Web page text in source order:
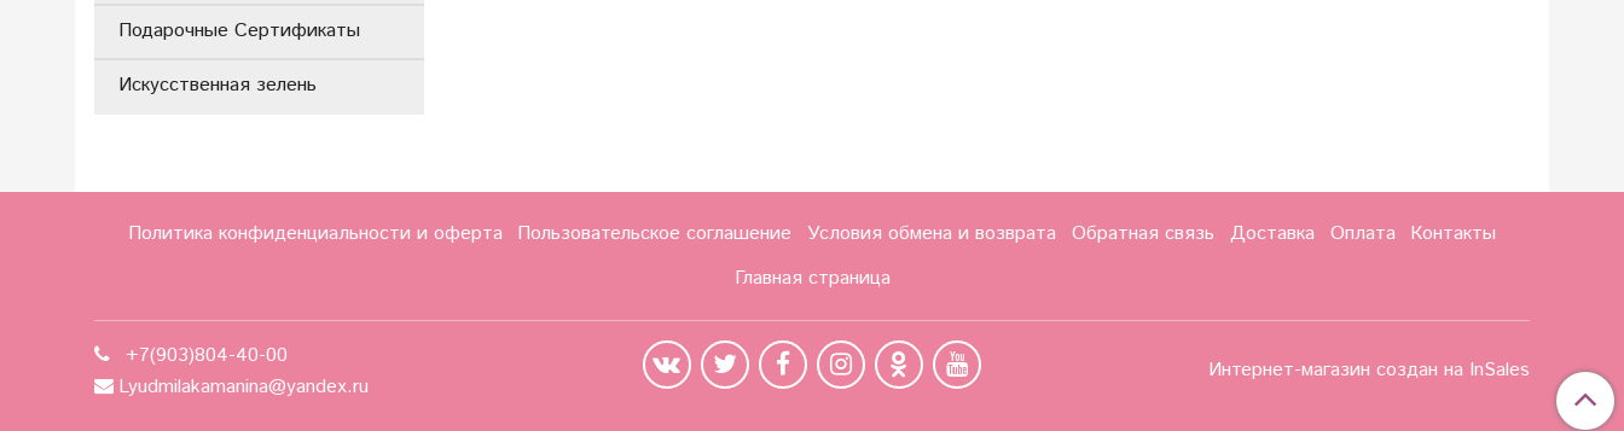
Подарочные Сертификаты
Искусственная зелень
Политика конфиденциальности и оферта Пользовательское соглашение Условия обмена и возврата Обратная связь Доставка Оплата
Контакты
Главная страница
+7(903)804-40-00
Lyudmilakamanina@yandex.ru
Интернет-магазин создан на InSales